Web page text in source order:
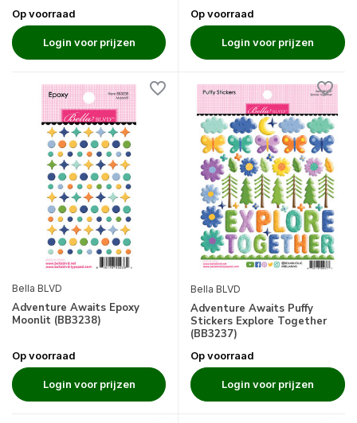
Op voorraad
Login voor prijzen
Op voorraad
Login voor prijzen
Bella BLVD
Adventure Awaits Epoxy
Moonlit (BB3238)
Op voorraad
Login voor prijzen
Bella BLVD
Adventure Awaits Puffy
Stickers Explore Together
(BB3237)
Op voorraad
Login voor prijzen